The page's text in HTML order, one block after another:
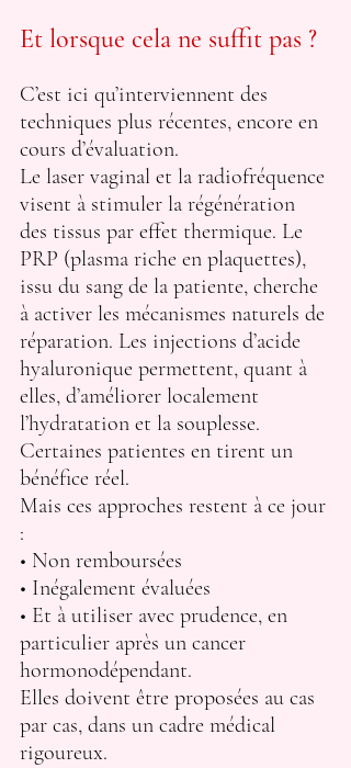
Et lorsque cela ne suffit pas ?
C’est ici qu’interviennent des
techniques plus récentes, encore en
cours d’évaluation.
Le laser vaginal et la radiofréquence
visent à stimuler la régénération
des tissus par effet thermique. Le
PRP (plasma riche en plaquettes),
issu du sang de la patiente, cherche
à activer les mécanismes naturels de
réparation. Les injections d’acide
hyaluronique permettent, quant à
elles, d’améliorer localement
l’hydratation et la souplesse.
Certaines patientes en tirent un
bénéfice réel.
Mais ces approches restent à ce jour
:
• Non remboursées
• Inégalement évaluées
• Et à utiliser avec prudence, en
particulier après un cancer
hormonodépendant.
Elles doivent être proposées au cas
par cas, dans un cadre médical
rigoureux.